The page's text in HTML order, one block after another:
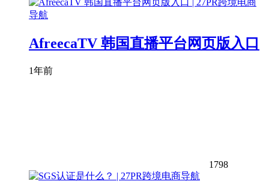
AfreecaTV 韩国直播平台网页版入口
1年前
1798